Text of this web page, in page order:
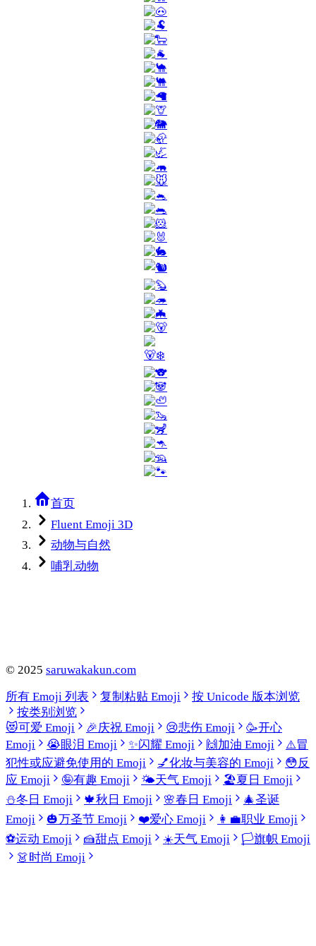
首页
Fluent Emoji 3D
动物与自然
哺乳动物
© 2025 saruwakakun.com
所有 Emoji 列表
复制粘贴 Emoji
按 Unicode 版本浏览
按类别浏览
😻可爱 Emoji 🎉庆祝 Emoji 😢悲伤 Emoji 🥳开心
Emoji
😭眼泪 Emoji ✨闪耀 Emoji 🙌加油 Emoji ⚠️冒
犯性或应避免使用的 Emoji
💅化妆与美容的 Emoji 😳反
应 Emoji
🤪有趣 Emoji 🌤️天气 Emoji 🏖️夏日 Emoji
⛄冬日 Emoji 🍁秋日 Emoji 🌸春日 Emoji 🎄圣诞
Emoji
🎃万圣节 Emoji ❤️爱心 Emoji 👩‍💼职业 Emoji
⚽运动 Emoji 🍰甜点 Emoji ☀️天气 Emoji 🏳️旗帜 Emoji
👗时尚 Emoji